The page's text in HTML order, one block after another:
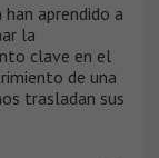
aprendido a
la
clave en el
de una
trasladan sus